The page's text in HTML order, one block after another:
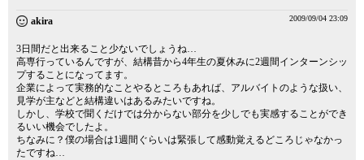
akira 2009/09/04 23:09
3日間だと出来ること少ないでしょうね…
高専行っているんですが、結構昔から4年生の夏休みに2週間インターンシッ
プすることになってます。
企業によって実務的なことやるところもあれば、アルバイトのような扱い、
見学が主などと結構違いはあるみたいですね。
しかし、学校で聞くだけでは分からない部分を少しでも実感することができ
るいい機会でしたよ。
ちなみに？僕の場合は1週間ぐらいは緊張して感動覚えるどころじゃなかっ
たですね…